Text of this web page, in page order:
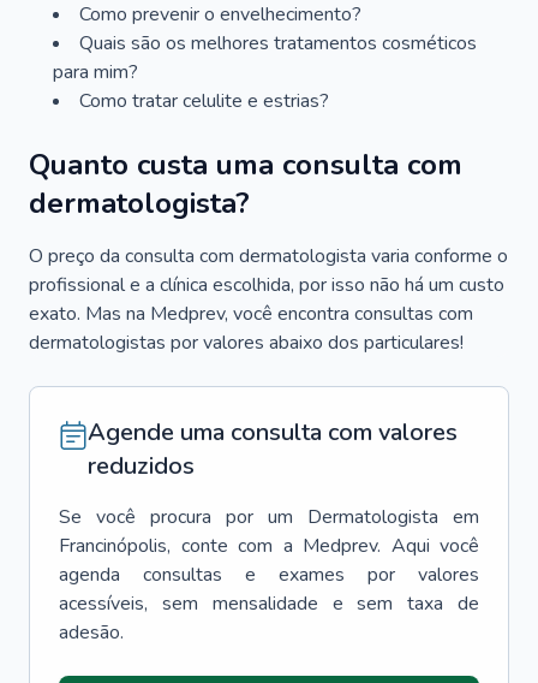
Como prevenir o envelhecimento?
Quais são os melhores tratamentos cosméticos
para mim?
Como tratar celulite e estrias?
Quanto custa uma consulta com
dermatologista?
O preço da consulta com dermatologista varia conforme o
profissional e a clínica escolhida, por isso não há um custo
exato. Mas na Medprev, você encontra consultas com
dermatologistas por valores abaixo dos particulares!
Agende uma consulta com valores
reduzidos
Se você procura por um Dermatologista em
Francinópolis, conte com a Medprev. Aqui você
agenda consultas e exames por valores
acessíveis, sem mensalidade e sem taxa de
adesão.